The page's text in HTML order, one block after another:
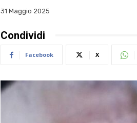
31 Maggio 2025
Condividi
Facebook X